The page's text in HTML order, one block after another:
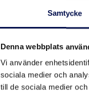
Samtycke
Denna webbplats
Vi använder
sociala medier och
till de sociala medier